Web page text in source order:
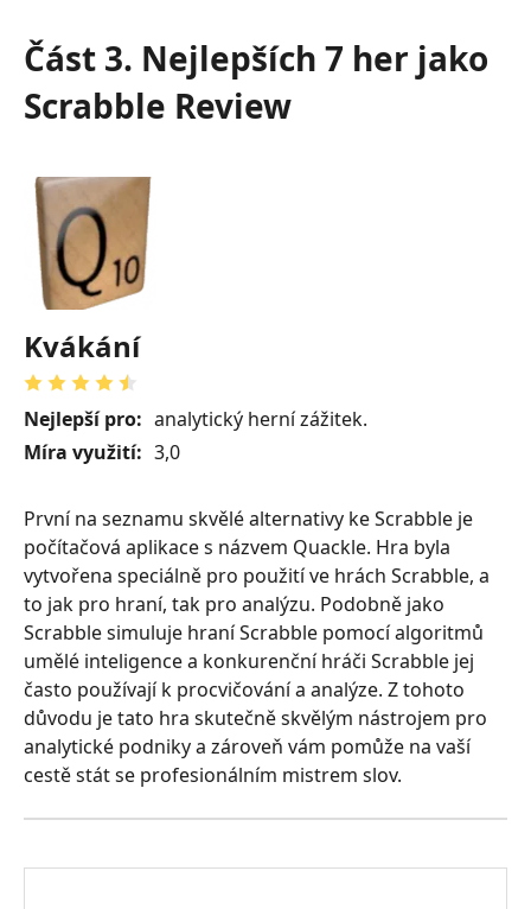
Část 3. Nejlepších 7 her jako
Scrabble Review
Kvákání
Nejlepší pro: analytický herní zážitek.
Míra využití: 3,0
První na seznamu skvělé alternativy ke Scrabble je
počítačová aplikace s názvem Quackle. Hra byla
vytvořena speciálně pro použití ve hrách Scrabble, a
to jak pro hraní, tak pro analýzu. Podobně jako
Scrabble simuluje hraní Scrabble pomocí algoritmů
umělé inteligence a konkurenční hráči Scrabble jej
často používají k procvičování a analýze. Z tohoto
důvodu je tato hra skutečně skvělým nástrojem pro
analytické podniky a zároveň vám pomůže na vaší
cestě stát se profesionálním mistrem slov.